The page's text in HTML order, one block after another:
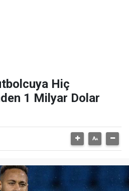
Hiç
1 Milyar Dolar